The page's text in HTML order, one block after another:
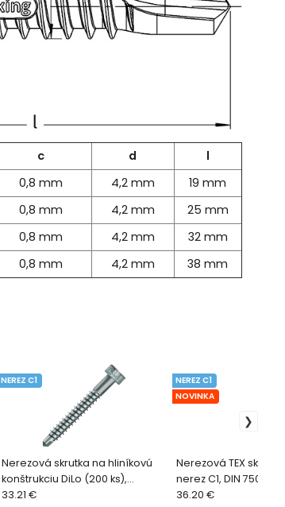
c d
l
0,8 mm 4,2 mm
19 mm
0,8 mm 4,2 mm
25 mm
0,8 mm 4,2 mm
32 mm
0,8 mm 4,2 mm 38 mm
Nerezová skrutka na hliníkovú
konštrukciu DiLo (200 ks),
Eurotec
NEREZ C1
33.21 €
Nerezová TEX
nerez C1, DIN 7504
NEREZ C1
NOVINKA
36.20 €